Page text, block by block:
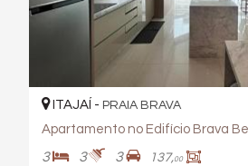
ITAJAÍ - PRAIA BRAVA
Apartamento no Edifício Brava
3 3 3 137,00